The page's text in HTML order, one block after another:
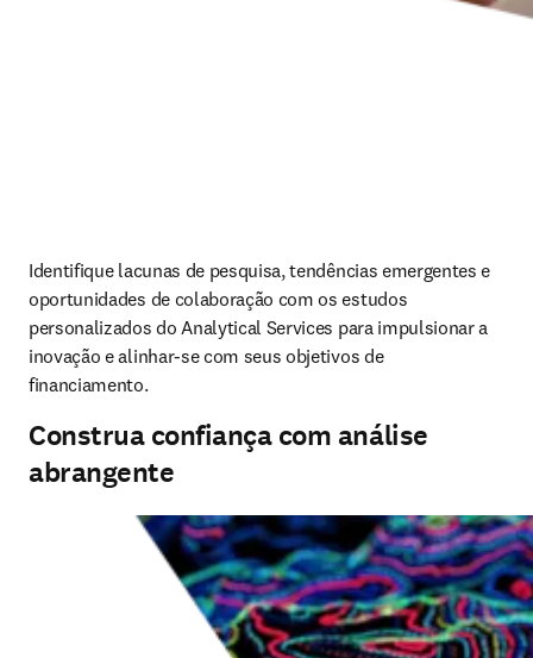
Identifique lacunas de pesquisa, tendências emergentes e
oportunidades de colaboração com os estudos
personalizados do Analytical Services para impulsionar a
inovação e alinhar-se com seus objetivos de
financiamento.
Construa confiança com análise
abrangente